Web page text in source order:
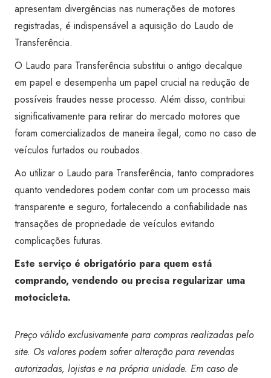
apresentam divergências nas numerações de motores
registradas, é indispensável a aquisição do Laudo de
Transferência.
O Laudo para Transferência substitui o antigo decalque
em papel e desempenha um papel crucial na redução de
possíveis fraudes nesse processo. Além disso, contribui
significativamente para retirar do mercado motores que
foram comercializados de maneira ilegal, como no caso de
veículos furtados ou roubados.
Ao utilizar o Laudo para Transferência, tanto compradores
quanto vendedores podem contar com um processo mais
transparente e seguro, fortalecendo a confiabilidade nas
transações de propriedade de veículos evitando
complicações futuras.
Este serviço é obrigatório para quem está
comprando, vendendo ou precisa regularizar uma
motocicleta.
Preço válido exclusivamente para compras realizadas pelo
site. Os valores podem sofrer alteração para revendas
autorizadas, lojistas e na própria unidade. Em caso de